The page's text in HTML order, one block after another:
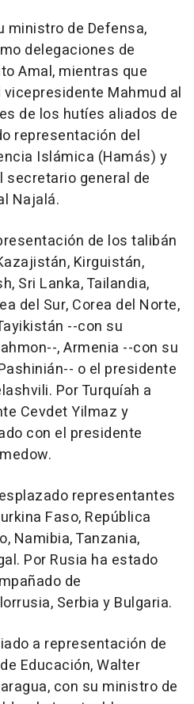
ministro de Defensa,
delegaciones de
Amal, mientras que
Mahmud al
de los hutíes aliados de
representación del
Islámica (Hamás) y
general de
Najalá.
de los talibán
Kirguistán,
Sri Lanka, Tailandia,
del Sur, Corea del Norte,
--con su
, Armenia --con su
o el presidente
Por Turquíah a
Cevdet Yilmaz y
con el presidente
representantes
Faso, República
Namibia, Tanzania,
Por Rusia ha estado
de
Serbia y Bulgaria.
a representación de
Educación, Walter
con su ministro de